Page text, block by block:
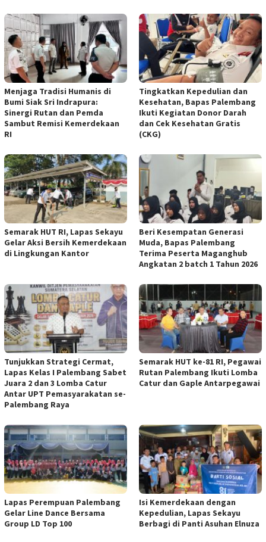
Menjaga Tradisi Humanis di
Bumi Siak Sri Indrapura:
Sinergi Rutan dan Pemda
Sambut Remisi Kemerdekaan
RI
Tingkatkan Kepedulian dan
Kesehatan, Bapas Palembang
Ikuti Kegiatan Donor Darah
dan Cek Kesehatan Gratis
(CKG)
Semarak HUT RI, Lapas Sekayu
Gelar Aksi Bersih Kemerdekaan
di Lingkungan Kantor
Beri Kesempatan Generasi
Muda, Bapas Palembang
Terima Peserta Maganghub
Angkatan 2 batch 1 Tahun 2026
Tunjukkan Strategi Cermat,
Lapas Kelas I Palembang Sabet
Juara 2 dan 3 Lomba Catur
Antar UPT Pemasyarakatan se-
Palembang Raya
Semarak HUT ke-81 RI, Pegawai
Rutan Palembang Ikuti Lomba
Catur dan Gaple Antarpegawai
Lapas Perempuan Palembang
Gelar Line Dance Bersama
Group LD Top 100
Isi Kemerdekaan dengan
Kepedulian, Lapas Sekayu
Berbagi di Panti Asuhan Elnuza